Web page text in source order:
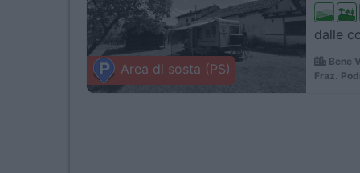
Area di sosta (PS)
dalle
Bene
Fraz.